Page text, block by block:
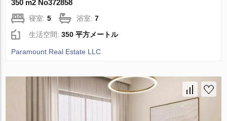
350 m2 No372858
寝室:5 浴室:7
生活空間:350 平方メートル
Paramount Real Estate LLC